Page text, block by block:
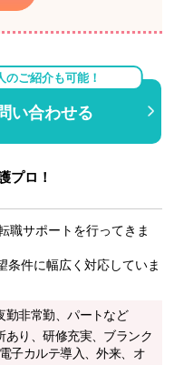
ご紹介も可能！
い合わせる
プロ！
職サポートを行ってきま
条件に幅広く対応していま
勤非常勤、パートなど
り、研修充実、ブランク
子カルテ導入、外来、オ